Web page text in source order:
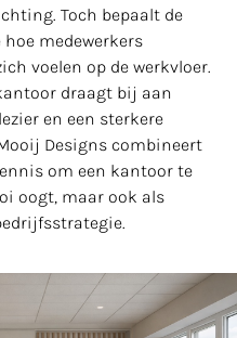
Toch bepaalt de
medewerkers
voelen op de werkvloer.
draagt bij aan
en een sterkere
Designs combineert
om een kantoor te
oogt, maar ook als